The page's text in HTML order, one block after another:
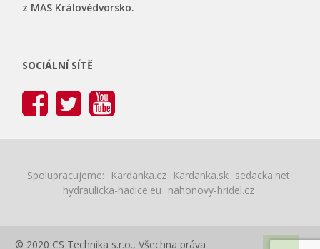
z MAS Královédvorsko.
SOCIÁLNÍ SÍTĚ
Spolupracujeme: Kardanka.cz Kardanka.sk sedacka.net
hydraulicka-hadice.eu nahonovy-hridel.cz
© 2020 CS Technika s.r.o., Všechna práva